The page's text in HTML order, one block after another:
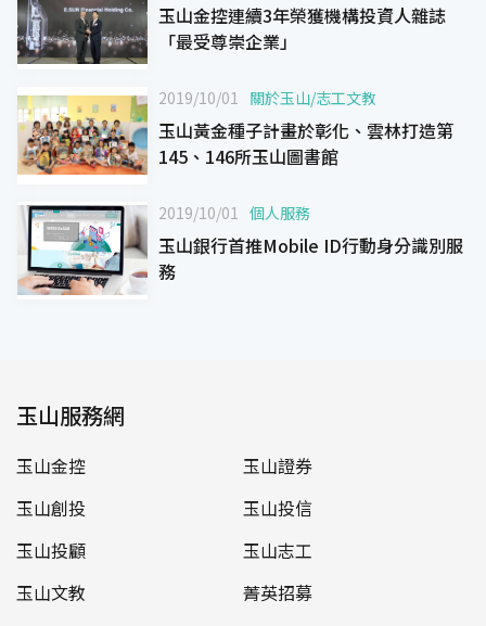
玉山金控連續3年榮獲機構投資人雜誌
「最受尊崇企業」
2019/10/01 關於玉山/志工文教
玉山黃金種子計畫於彰化、雲林打造第
145、146所玉山圖書館
2019/10/01 個人服務
玉山銀行首推Mobile ID行動身分識別服
務
玉山服務網
玉山金控
玉山證券
玉山創投
玉山投信
玉山投顧
玉山志工
玉山文教
菁英招募